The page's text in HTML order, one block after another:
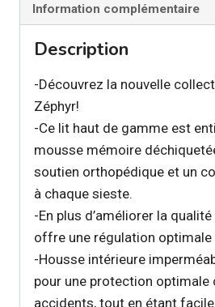
Information complémentaire
Description
-Découvrez la nouvelle
Zéphyr!
-Ce lit haut de gamme est
mousse mémoire
soutien orthopédique et un
à chaque sieste.
-En plus d’améliorer la
offre une régulation optimale
-Housse intérieure
pour une protection optimale
accidents, tout en étant